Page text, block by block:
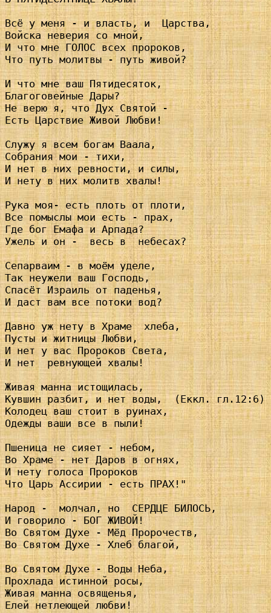
Всё у меня - и власть, и  Царства,
Войска неверия со мной,
И что мне ГОЛОС всех пророков,
Что путь молитвы - путь живой?
И что мне ваш Пятидесяток,
Благоговейные Дары?
Не верю я, что Дух Святой -
Есть Царствие Живой Любви!
Служу я всем богам Ваала,
Собрания мои - тихи,
И нет в них ревности, и силы,
И нету в них молитв хвалы!
Рука моя- есть плоть от плоти,
Все помыслы мои есть - прах,
Где бог Емафа и Арпада?
Ужель и он -  весь в  небесах?
Сепарваим - в моём уделе,
Так неужели ваш Господь,
Спасёт Израиль от паденья,
И даст вам все потоки вод?
Давно уж нету в Храме  хлеба,
Пусты и житницы Любви,
И нет у вас Пророков Света,
И нет  ревнующей хвалы!
Живая манна истощилась,
Кувшин разбит, и нет воды,  (Еккл. гл.12:6)
Колодец ваш стоит в руинах,
Одежды ваши все в пыли!
Пшеница не сияет - небом,
Во Храме - нет Даров в огнях,
И нету голоса Пророков
Что Царь Ассирии - есть ПРАХ!"
Народ -  молчал, но  СЕРДЦЕ БИЛОСЬ,
И говорило - БОГ ЖИВОЙ!
Во Святом Духе - Мёд Пророчеств,
Во Святом Духе - Хлеб благой,
Во Святом Духе - Воды Неба,
Прохлада истинной росы,
Живая манна освященья,
Елей нетлеющей любви!